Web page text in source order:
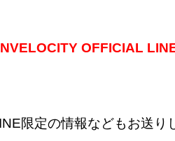
OFFICIAL
限定の情報などもお送り